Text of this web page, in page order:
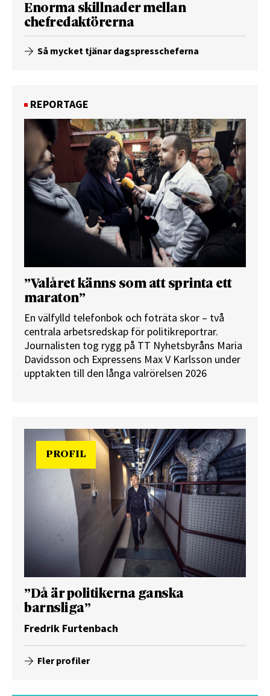
Enorma skillnader mellan
chefredaktörerna
Så mycket tjänar dagspresscheferna
REPORTAGE
”Valåret känns som att sprinta ett
maraton”
En välfylld telefonbok och foträta skor – två
centrala arbetsredskap för politikreportrar.
Journalisten tog rygg på TT Nyhetsbyråns Maria
Davidsson och Expressens Max V Karlsson under
upptakten till den långa valrörelsen 2026
PROFIL
”Då är politikerna ganska
barnsliga”
Fredrik Furtenbach
Fler profiler